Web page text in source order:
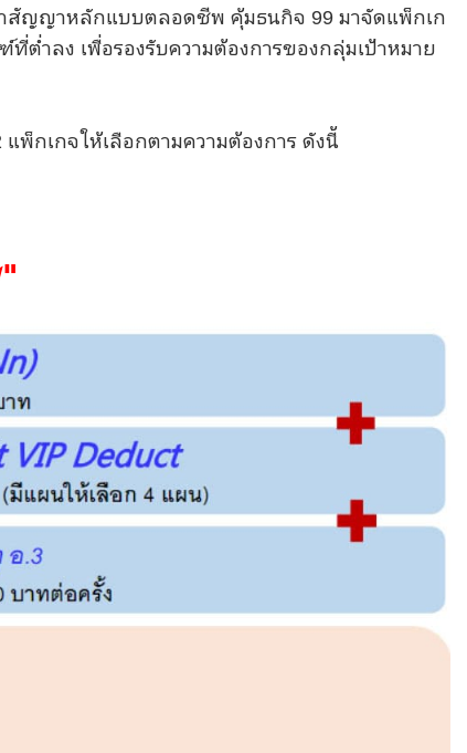
สัญญาหลักแบบตลอดชีพ คุ้มธนกิจ 99 มาจัดแพ็กเก
ำลง เพื่อรองรับความต้องการของกลุ่มเป้าหมาย
พ็กเกจให้เลือกตามความต้องการ ดังนี้